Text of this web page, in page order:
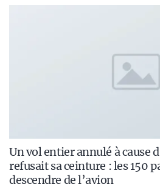
Un vol entier annulé à cause
refusait sa ceinture : les 150
descendre de l’avion